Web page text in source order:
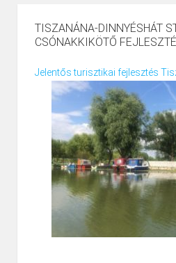
TISZANÁNA-DINNYÉSHÁT
CSÓNAKKIKÖTŐ
Jelentős turisztikai fejlesztés